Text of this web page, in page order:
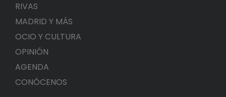
RIVAS
MADRID Y MÁS
OCIO Y CULTURA
OPINIÓN
AGENDA
CONÓCENOS